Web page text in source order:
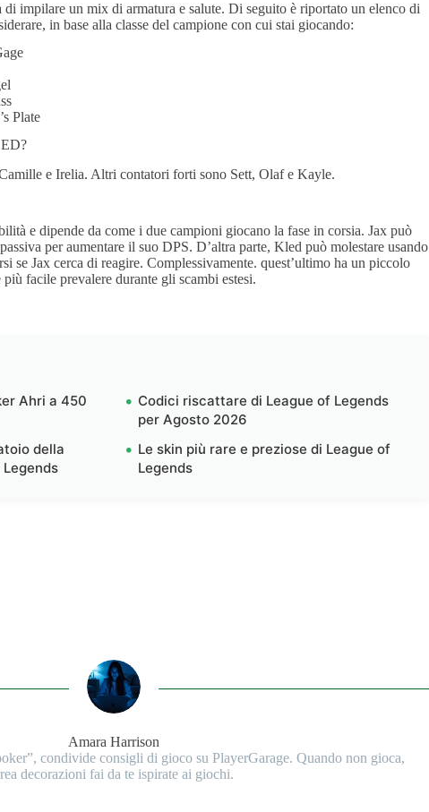
impilare un mix di armatura e salute. Di seguito è riportato un elenco di
in base alla classe del campione con cui stai giocando:
Plate
e Irelia. Altri contatori forti sono Sett, Olaf e Kayle.
e dipende da come i due campioni giocano la fase in corsia. Jax può
per aumentare il suo DPS. D’altra parte, Kled può molestare usando
se Jax cerca di reagire. Complessivamente. quest’ultimo ha un piccolo
facile prevalere durante gli scambi estesi.
Ahri a 450
Codici riscattare di League of Legends
per Agosto 2026
della
Le skin più rare e preziose di League of
Legends
Amara Harrison
condivide consigli di gioco su PlayerGarage. Quando non gioca,
decorazioni fai da te ispirate ai giochi.